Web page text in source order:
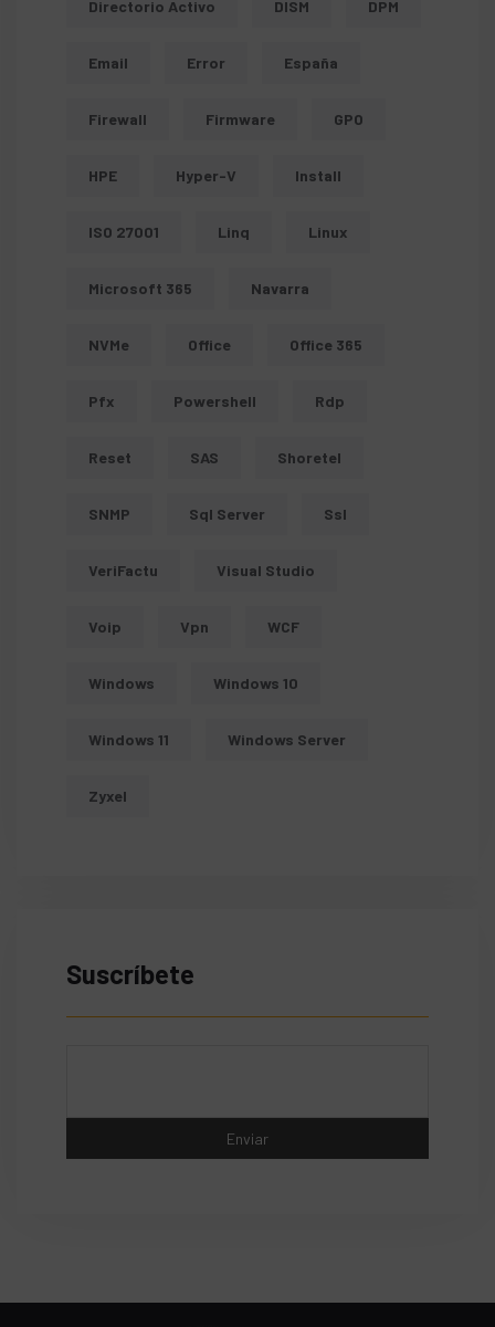
Directorio Activo DISM DPM
Email Error España
Firewall Firmware GPO
HPE Hyper-V Install
ISO 27001 Linq Linux
Microsoft 365 Navarra
NVMe Office Office 365
Pfx Powershell Rdp
Reset SAS Shoretel
SNMP Sql Server Ssl
VeriFactu Visual Studio
Voip Vpn WCF
Windows Windows 10
Windows 11 Windows Server
Zyxel
Suscríbete